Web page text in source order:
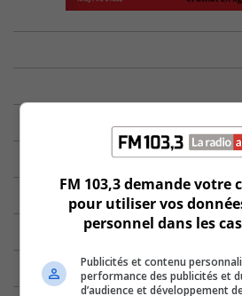
FM 103,3 demande votre
pour utiliser vos
personnel dans les
Publicités et contenu
performance des publicités et
d’audience et développement